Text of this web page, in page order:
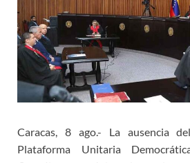
Caracas, 8 ago.- La ausencia
Plataforma Unitaria